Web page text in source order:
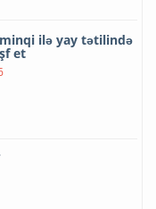
ilə yay tətilində
et